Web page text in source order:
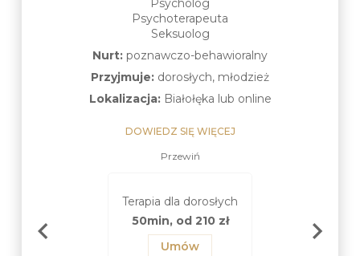
Psycholog
Psychoterapeuta
Seksuolog
Nurt: poznawczo-behawioralny
Przyjmuje: dorosłych, młodzież
Lokalizacja:Białołęka lub online
DOWIEDZ SIĘ WIĘCEJ
Przewiń
od 210 zł
Terapia dla dorosłych
50min, od 210 zł
Umów
50min, od